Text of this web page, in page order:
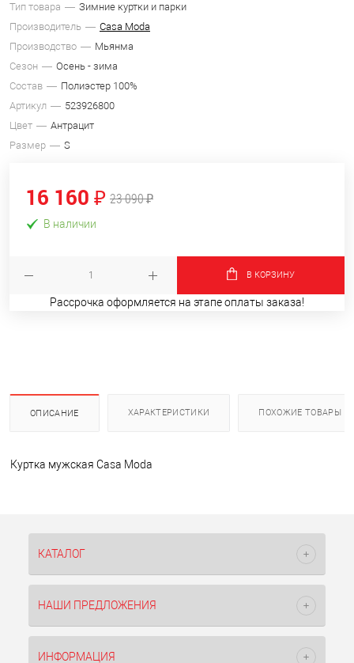
Тип товара
Зимние куртки и парки
Производитель
Casa Moda
Производство
Мьянма
Сезон
Осень - зима
Состав
Полиэстер 100%
Артикул
523926800
Цвет
Антрацит
Размер
S
16 160 ₽ 23 090 ₽
В наличии
В КОРЗИНУ
Рассрочка оформляется на этапе оплаты заказа!
ОПИСАНИЕ ХАРАКТЕРИСТИКИ ПОХОЖИЕ ТОВАРЫ
Куртка мужская Casa Moda
КАТАЛОГ
НАШИ ПРЕДЛОЖЕНИЯ
ИНФОРМАЦИЯ